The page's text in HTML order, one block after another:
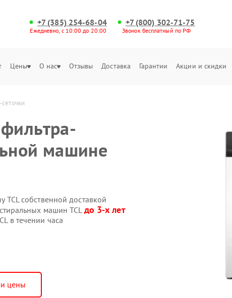
+7 (385) 254-68-04
Ежедневно, с 10:00 до 20:00
+7 (800) 302-71-75
Звонок бесплатный по РФ
Цены О нас Отзывы Доставка Гарантии Акции и скидки
машине
собственной доставкой
машин TCL до 3-х лет
в течении часа
цены